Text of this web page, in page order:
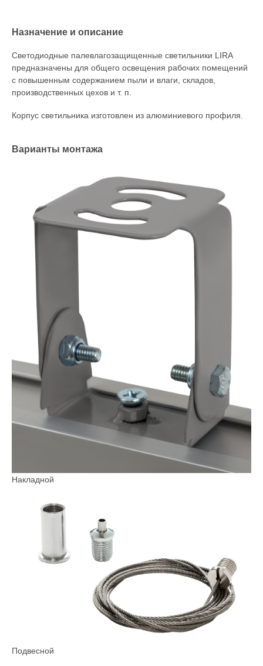
Назначение и описание
Светодиодные палевлагозащищенные светильники LIRA
предназначены для общего освещения рабочих помещений
с повышенным содержанием пыли и влаги, складов,
производственных цехов и т. п.
Корпус светильника изготовлен из алюминиевого профиля.
Варианты монтажа
Накладной
Подвесной